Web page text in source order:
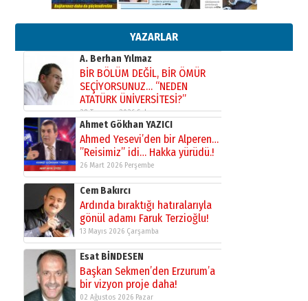
YAZARLAR
Bir fotoğraf, bir şehir, bir
gazeteci… Dizginler kimin
A. Berhan Yılmaz
BİR BÖLÜM DEĞİL, BİR ÖMÜR
SEÇİYORSUNUZ… “NEDEN
ATATÜRK ÜNİVERSİTESİ?”
28 Temmuz 2026 Salı
Ahmet Gökhan YAZICI
Ahmed Yesevi’den bir Alperen…
”Reisimiz” idi… Hakka yürüdü.!
26 Mart 2026 Perşembe
Cem Bakırcı
Ardında bıraktığı hatıralarıyla
gönül adamı Faruk Terzioğlu!
13 Mayıs 2026 Çarşamba
Esat BİNDESEN
Başkan Sekmen’den Erzurum’a
bir vizyon proje daha!
02 Ağustos 2026 Pazar